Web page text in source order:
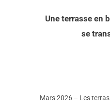
Une terrasse en
se
Mars 2026 – Les